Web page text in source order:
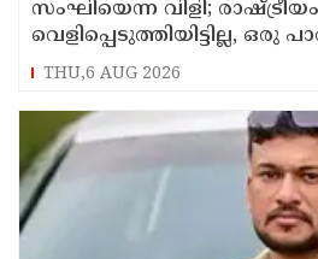
സംഘിയെന്ന വിളി; രാഷ്ട്രീയം
വെളിപ്പെടുത്തിയിട്ടില്ല, ഒരു
അംഗത്വത്തിന്
THU,6 AUG 2026